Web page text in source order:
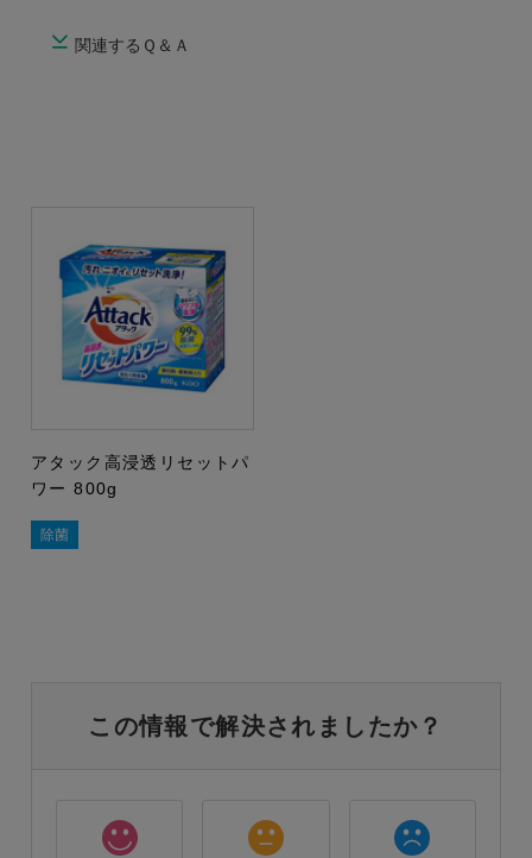
関連するＱ＆Ａ
アタック高浸透リセットパ
ワー 800g
除菌
この情報で解決されましたか？